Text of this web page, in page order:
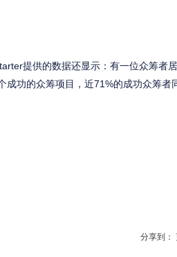
提供的数据还显示：有一位众筹者
成功的众筹项目，近71%的成功众筹者
分享到：